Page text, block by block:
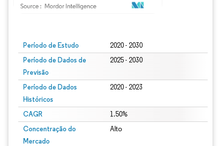
Período de Estudo 2020 - 2030
Período de Dados de
Previsão
2025 - 2030
Período de Dados
Históricos
2020 - 2023
CAGR 1.50%
Concentração do
Mercado
Alto